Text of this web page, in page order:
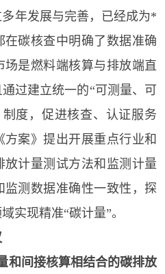
年发展与完善，已经成为*
碳核查中明确了数据准确
是燃料端核算与排放端直
过建立统一的“可测量、可
度，促进核查、认证服务
案》提出开展重点行业和
计量测试方法和监测计量
测数据准确性一致性，探
实现精准“碳计量”。
间接核算相结合的碳排放